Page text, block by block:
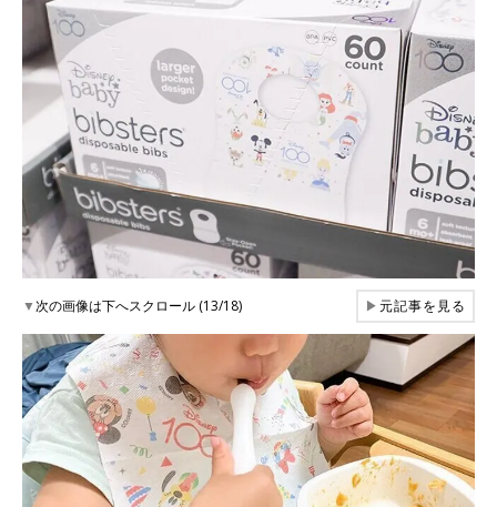
▼次の画像は下へスクロール (13/18) ▶元記事を見る